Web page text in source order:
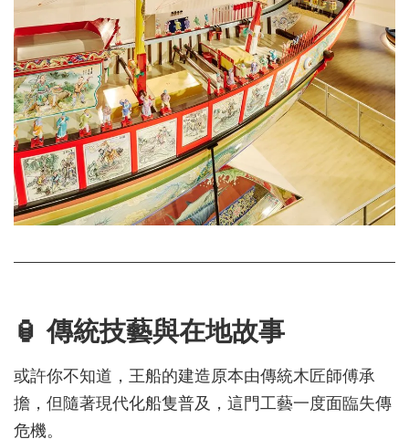
🏮 傳統技藝與在地故事
或許你不知道，王船的建造原本由傳統木匠師傅承
擔，但隨著現代化船隻普及，這門工藝一度面臨失傳
危機。